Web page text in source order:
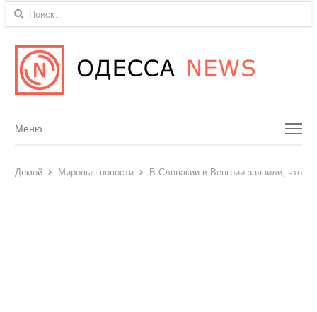
Найти:
Menu
Меню
Домой Мировые новости В Словакии и Венгрии заявили, что